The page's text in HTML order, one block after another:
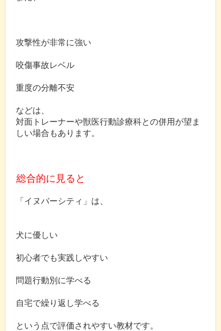
攻撃性が非常に強い
咬傷事故レベル
重度の分離不安
などは、
対面トレーナーや獣医行動診療科との併用が望ま
しい場合もあります。
総合的に見ると
「イヌバーシティ」は、
犬に優しい
初心者でも実践しやすい
問題行動別に学べる
自宅で繰り返し学べる
という点で評価されやすい教材です。